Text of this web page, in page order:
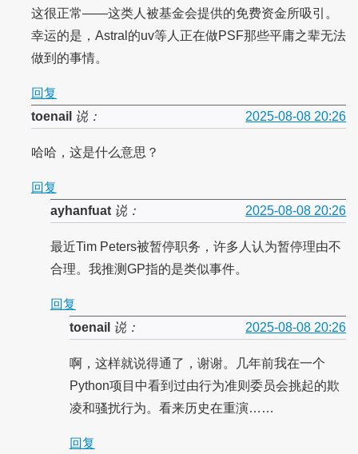
这很正常——这类人被基金会提供的免费资金所吸引。
幸运的是，Astral的uv等人正在做PSF那些平庸之辈无法
做到的事情。
回复
toenail 说： 2025-08-08 20:26
哈哈，这是什么意思？
回复
ayhanfuat说： 2025-08-08 20:26
最近Tim Peters被暂停职务，许多人认为暂停理由不
合理。我推测GP指的是类似事件。
回复
toenail 说： 2025-08-08 20:26
啊，这样就说得通了，谢谢。几年前我在一个
Python项目中看到过由行为准则委员会挑起的欺
凌和骚扰行为。看来历史在重演……
回复